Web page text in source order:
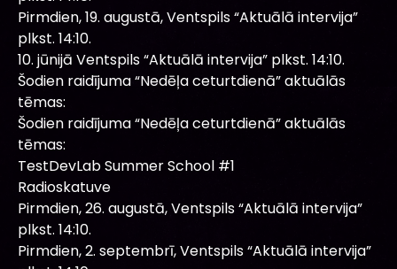
Pirmdien, 19. augustā, Ventspils “Aktuālā intervija”
plkst. 14:10.
10. jūnijā Ventspils “Aktuālā intervija” plkst. 14:10.
Šodien raidījuma “Nedēļa ceturtdienā” aktuālās
tēmas:
Šodien raidījuma “Nedēļa ceturtdienā” aktuālās
tēmas:
TestDevLab Summer School #1
Radioskatuve
Pirmdien, 26. augustā, Ventspils “Aktuālā intervija”
plkst. 14:10.
Pirmdien, 2. septembrī, Ventspils “Aktuālā intervija”